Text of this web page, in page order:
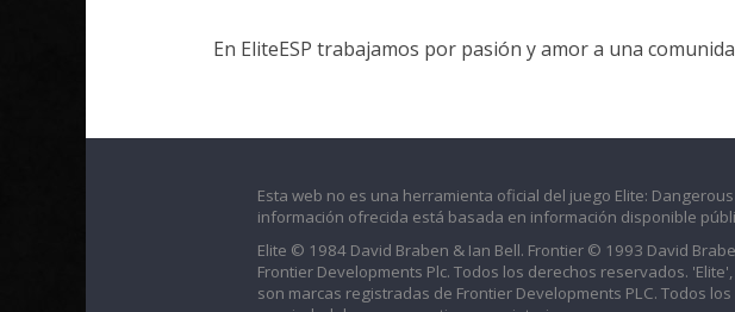
En EliteESP trabajamos por pasión y amor a una
Esta web no es una herramienta oficial del juego Elite:
información ofrecida está basada en información disponible
Elite © 1984 David Braben & Ian Bell. Frontier © 1993 David
Frontier Developments Plc. Todos los derechos reservados.
son marcas registradas de Frontier Developments PLC. Todos